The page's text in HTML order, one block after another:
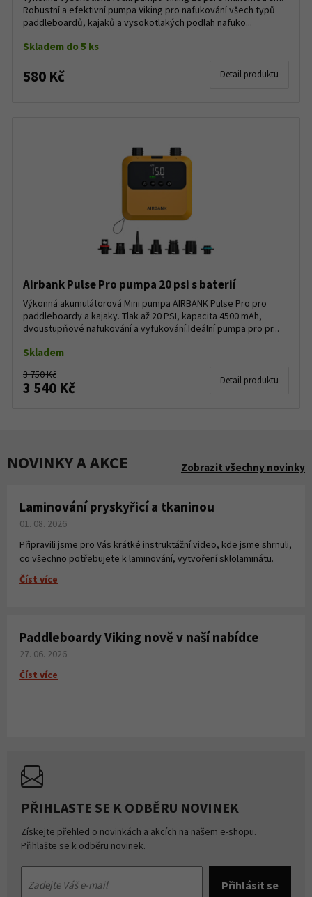
Robustní a efektivní pumpa Viking pro nafukování všech typů
paddleboardů, kajaků a vysokotlakých podlah nafuko...
Skladem do 5 ks
580 Kč Detail produktu
Airbank Pulse Pro pumpa 20 psi s baterií
Výkonná akumulátorová Mini pumpa AIRBANK Pulse Pro pro
paddleboardy a kajaky. Tlak až 20 PSI, kapacita 4500 mAh,
dvoustupňové nafukování a vyfukování.Ideální pumpa pro pr...
Skladem
3 750 Kč
3 540 Kč Detail produktu
NOVINKY A AKCE Zobrazit všechny novinky
Laminování pryskyřicí a tkaninou
01. 08. 2026
Připravili jsme pro Vás krátké instruktážní video, kde jsme shrnuli,
co všechno potřebujete k laminování, vytvoření sklolaminátu.
Číst více
Paddleboardy Viking nově v naší nabídce
27. 06. 2026
Číst více
PŘIHLASTE SE K ODBĚRU NOVINEK
Získejte přehled o novinkách a akcích na našem e-shopu.
Přihlašte se k odběru novinek.